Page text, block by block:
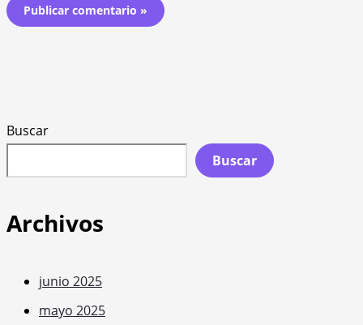
Buscar
Buscar
Archivos
junio 2025
mayo 2025